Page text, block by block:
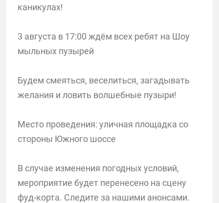
каникулах!
3 августа в 17:00 ждём всех ребят на Шоу
мыльных пузырей
Будем смеяться, веселиться, загадывать
желания и ловить волшебные пузыри!
Место проведения: уличная площадка со
стороны Южного шоссе
В случае изменения погодных условий,
мероприятие будет перенесено на сцену
фуд-корта. Следите за нашими анонсами.